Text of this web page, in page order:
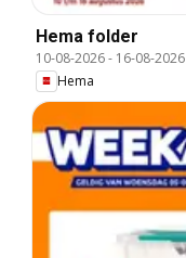
Hema folder
10-08-2026- 16-08-2026
Hema